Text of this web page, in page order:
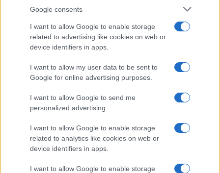
Google consents
I want to allow Google to enable storage
related to advertising like cookies on web or
device identifiers in apps.
I want to allow my user data to be sent to
Google for online advertising purposes.
I want to allow Google to send me
personalized advertising.
I want to allow Google to enable storage
related to analytics like cookies on web or
device identifiers in apps.
I want to allow Google to enable storage
történész szerint ez az alapkérdés, de a
válasz bonyolult.
következik, és azt sem, hogy ez
lépése lesz.